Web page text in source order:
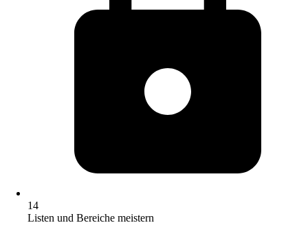
14
Listen und Bereiche meistern